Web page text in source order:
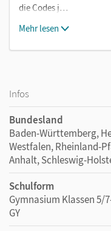
die Codes j…
Mehr lesen
Infos
Bundesland
Baden-Württemberg,
Westfalen, Rheinland-
Anhalt, Schleswig-
Schulform
Gymnasium Klassen 5/
GY